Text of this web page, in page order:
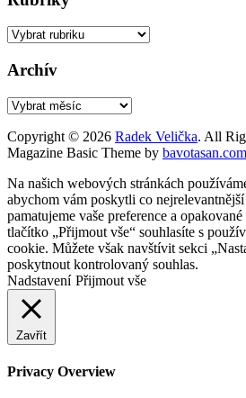
Rubriky
Archív
Archív
Copyright © 2026 Radek Velička. All
Magazine Basic Theme by bavotasan.com
Na našich webových stránkách
abychom vám poskytli co
pamatujeme vaše preference a
tlačítko „Přijmout vše“ souhlasíte s
cookie. Můžete však navštívit sekci
poskytnout kontrolovaný souhlas.
Nadstavení Přijmout vše
Zavřít
Privacy Overview